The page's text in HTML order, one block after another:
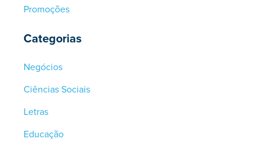
Promoções
Categorias
Negócios
Ciências Sociais
Letras
Educação